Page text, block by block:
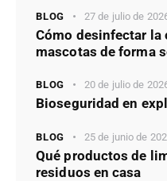
BLOG 27 de julio de
Cómo desinfectar la
mascotas de forma
BLOG 20 de julio de
Bioseguridad en
BLOG 25 de junio de
Qué productos de
residuos en casa